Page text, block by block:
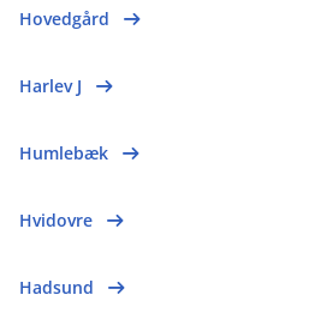
Hovedgård
Harlev J
Humlebæk
Hvidovre
Hadsund